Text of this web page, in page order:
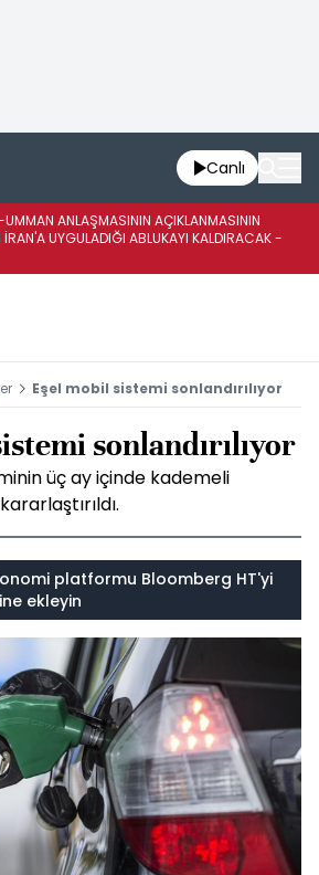
Canlı
ANLAŞMASININ AÇIKLANMASININ
İRAN'A UYGULADIĞI ABLUKAYI KALDIRACAK -
Eşel mobil sistemi sonlandırılıyor
sonlandırılıyor
üç ay içinde kademeli
platformu Bloomberg HT'yi
ekleyin